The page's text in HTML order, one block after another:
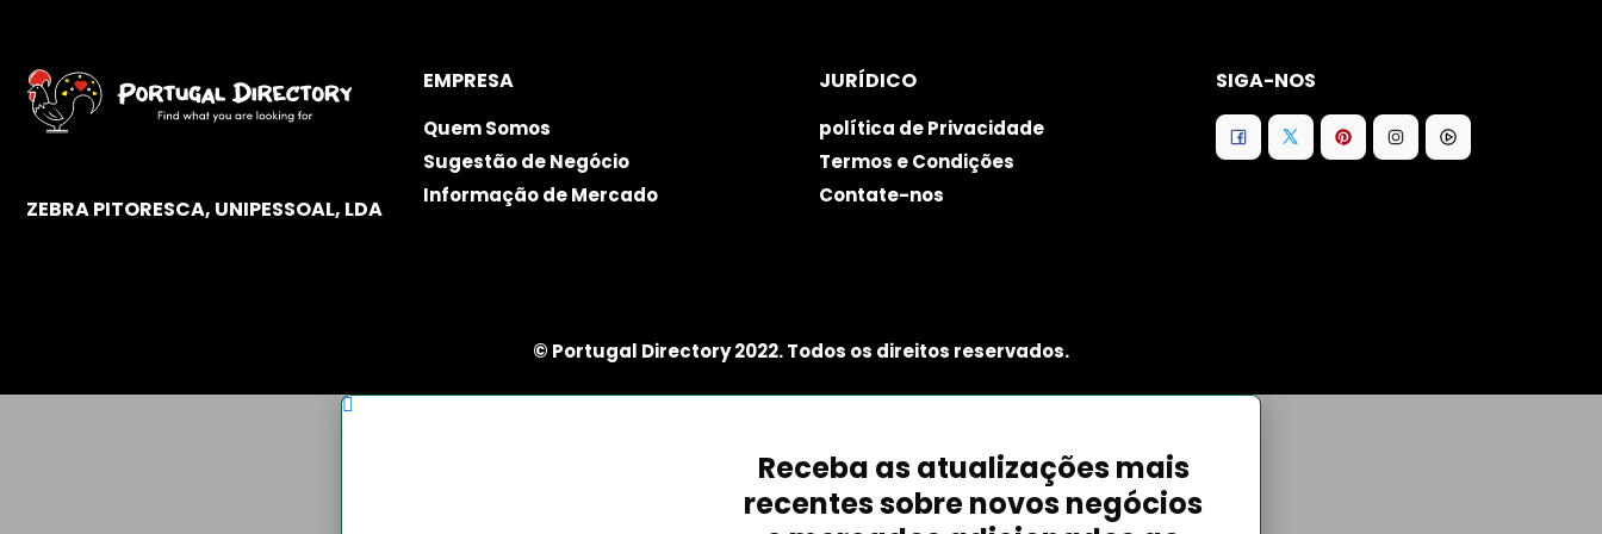
ZEBRA PITORESCA, UNIPESSOAL, LDA
EMPRESA
Quem Somos
Sugestão de Negócio
Informação de Mercado
JURÍDICO
política de Privacidade
Termos e Condições
Contate-nos
SIGA-NOS
© Portugal Directory 2022. Todos os direitos reservados.
Receba as atualizações mais
recentes sobre novos negócios